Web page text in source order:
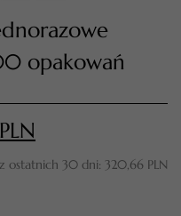
(0)
opakowań
PLN
ostatnich 30 dni: 320,66 PLN